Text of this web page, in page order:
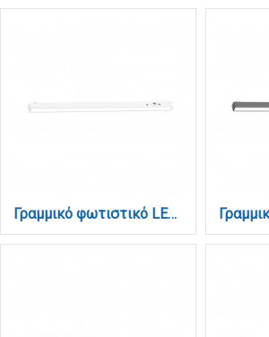
Γραμμικό φωτιστικό LED 20W 3CCT για Ultra Thin ράγα σε λευκή απόχρωση D:61,5X2,6X2,4cm (TMU0060-White)